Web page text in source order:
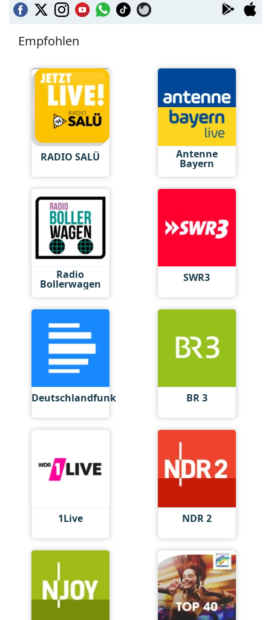
Empfohlen
RADIO SALÜ Antenne
Bayern
Radio
Bollerwagen SWR3
Deutschlandfunk BR 3
1Live NDR 2